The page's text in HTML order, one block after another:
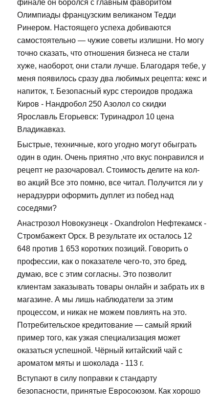
финале он боролся с главным фаворитом
Олимпиады французским великаном Тедди
Ринером. Настоящего успеха добиваются
самостоятельно — чужие советы излишни. Но могу
точно сказать, что отношения бизнеса не стали
хуже, наоборот, они стали лучше. Благодаря тебе, у
меня появилось сразу два любимых рецепта: кекс и
напиток, т. Безопасный курс стероидов продажа
Киров - Нандробол 250 Азолол со скидки
Ярославль Егорьевск: Туринадрол 10 цена
Владикавказ.
Быстрые, техничные, кого угодно могут обыграть
один в один. Очень приятно ,что вкус понравился и
рецепт не разочаровал. Стоимость делите на кол-
во акций Все это помню, все читал. Получится ли у
нерадзурри оформить дуплет из побед над
соседями?
Анастрозол Новокузнецк - Oxandrolon Нефтекамск -
Стромбажект Орск. В результате их осталось 12
648 против 1 653 коротких позиций. Говорить о
профессии, как о показателе чего-то, это бред,
думаю, все с этим согласны. Это позволит
клиентам заказывать товары онлайн и забрать их в
магазине. А мы лишь наблюдатели за этим
процессом, и никак не можем повлиять на это.
Потребительское кредитование — самый яркий
пример того, как узкая специализация может
оказаться успешной. Чёрный китайский чай с
ароматом мяты и шоколада - 113 г.
Вступают в силу поправки к стандарту
безопасности, принятые Евросоюзом. Как хорошо